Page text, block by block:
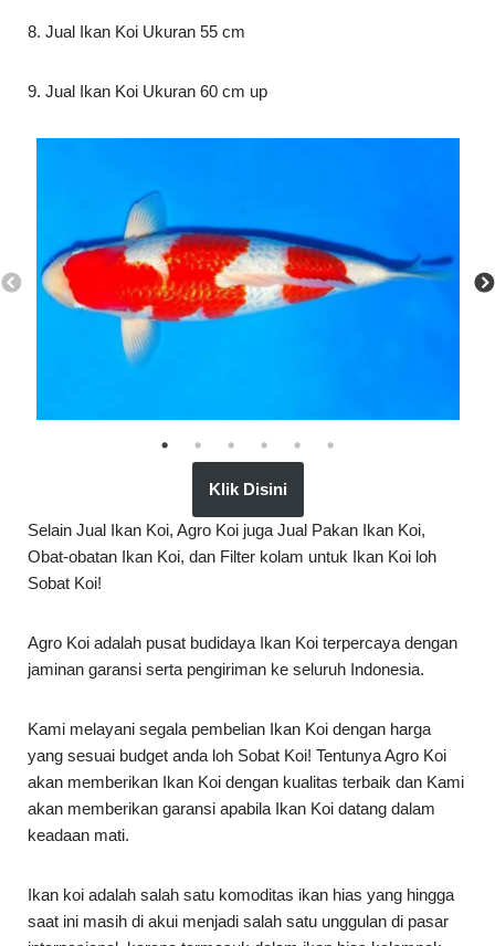
8. Jual Ikan Koi Ukuran 55 cm
9. Jual Ikan Koi Ukuran 60 cm up
Klik Disini
Selain Jual Ikan Koi, Agro Koi juga Jual Pakan Ikan Koi,
Obat-obatan Ikan Koi, dan Filter kolam untuk Ikan Koi loh
Sobat Koi!
Agro Koi adalah pusat budidaya Ikan Koi terpercaya dengan
jaminan garansi serta pengiriman ke seluruh Indonesia.
Kami melayani segala pembelian Ikan Koi dengan harga
yang sesuai budget anda loh Sobat Koi! Tentunya Agro Koi
akan memberikan Ikan Koi dengan kualitas terbaik dan Kami
akan memberikan garansi apabila Ikan Koi datang dalam
keadaan mati.
Ikan koi adalah salah satu komoditas ikan hias yang hingga
saat ini masih di akui menjadi salah satu unggulan di pasar